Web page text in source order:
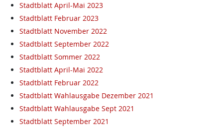
Stadtblatt April-Mai 2023
Stadtblatt Februar 2023
Stadtblatt November 2022
Stadtblatt September 2022
Stadtblatt Sommer 2022
Stadtblatt April-Mai 2022
Stadtblatt Februar 2022
Stadtblatt Wahlausgabe Dezember 2021
Stadtblatt Wahlausgabe Sept 2021
Stadtblatt September 2021